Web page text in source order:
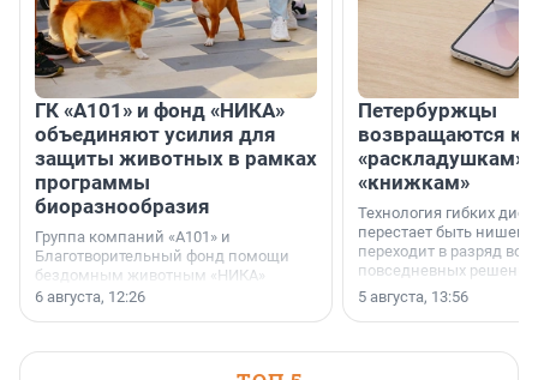
ГК «А101» и фонд «НИКА»
объединяют усилия для
защиты животных в рамках
программы
биоразнообразия
Группа компаний «А101» и
Благотворительный фонд помощи
бездомным животным «НИКА»
заключили соглашение о
6 августа, 12:26
Петербуржцы
возвращаются к
«раскладушкам»
«книжкам»
Технология гибких
перестает быть
переходит в разряд
повседневных
5 августа, 13:56